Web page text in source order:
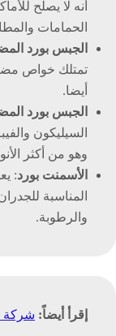
أنه لا يصلح
الحمامات
الجبس بورد
تمتلك خواص
أيضا.
الجبس بورد
السيليكون
وهو من أكثر
الأسمنت بورد:
المناسبة
والرطوبة.
إقرأ أيضاً: شركة